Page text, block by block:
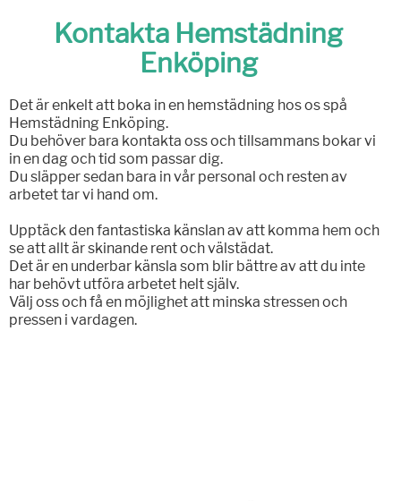
Kontakta Hemstädning
Enköping
Det är enkelt att boka in en hemstädning hos os spå
Hemstädning Enköping.
Du behöver bara kontakta oss och tillsammans bokar vi
in en dag och tid som passar dig.
Du släpper sedan bara in vår personal och resten av
arbetet tar vi hand om.
Upptäck den fantastiska känslan av att komma hem och
se att allt är skinande rent och välstädat.
Det är en underbar känsla som blir bättre av att du inte
har behövt utföra arbetet helt själv.
Välj oss och få en möjlighet att minska stressen och
pressen i vardagen.